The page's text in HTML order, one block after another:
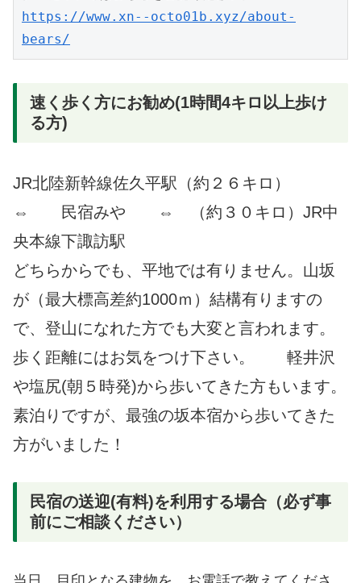
https://www.xn--octo01b.xyz/about-
bears/
速く歩く方にお勧め(1時間4キロ以上歩け
る方)
JR北陸新幹線佐久平駅（約２６キロ）
⇔ 民宿みや ⇔ （約３０キロ）JR中
央本線下諏訪駅
どちらからでも、平地では有りません。山坂
が（最大標高差約1000ｍ）結構有りますの
で、登山になれた方でも大変と言われます。
歩く距離にはお気をつけ下さい。 軽井沢
や塩尻(朝５時発)から歩いてきた方もいます。
素泊りですが、最強の坂本宿から歩いてきた
方がいました！
民宿の送迎(有料)を利用する場合（必ず事
前にご相談ください）